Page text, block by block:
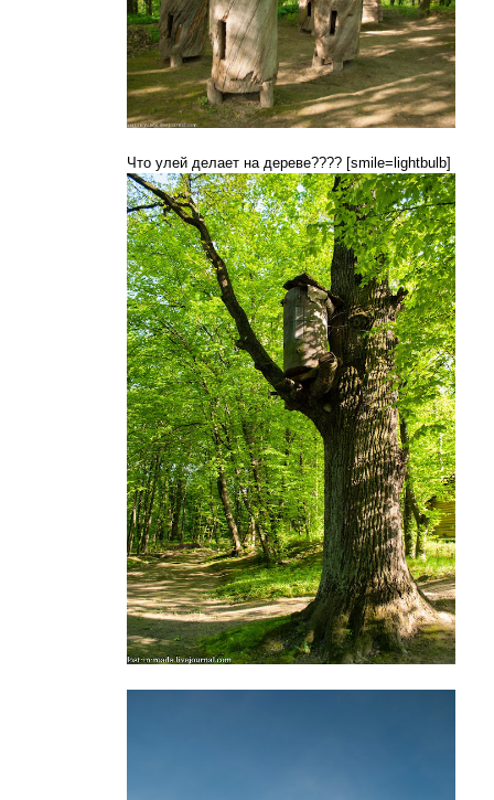
Что улей делает на дереве???? [smile=lightbulb]